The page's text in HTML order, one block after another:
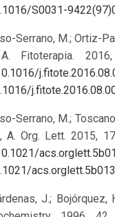
S0031-
Serrano, M.; Ortiz-
Fitoterapia.
Serrano, M.;
A. Org. Lett. 2015,
J.; Bojórquez,